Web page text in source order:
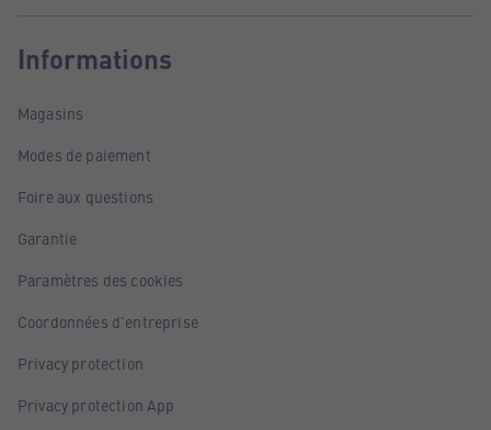
Informations
Magasins
Modes de paiement
Foire aux questions
Garantie
Paramètres des cookies
Coordonnées d'entreprise
Privacy protection
Privacy protection App